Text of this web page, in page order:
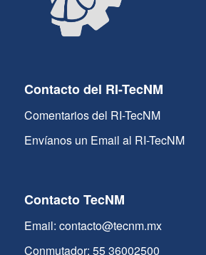
Contacto del RI-TecNM
Comentarios del RI-TecNM
Envíanos un Email al RI-TecNM
Contacto TecNM
Email: contacto@tecnm.mx
Conmutador: 55 36002500